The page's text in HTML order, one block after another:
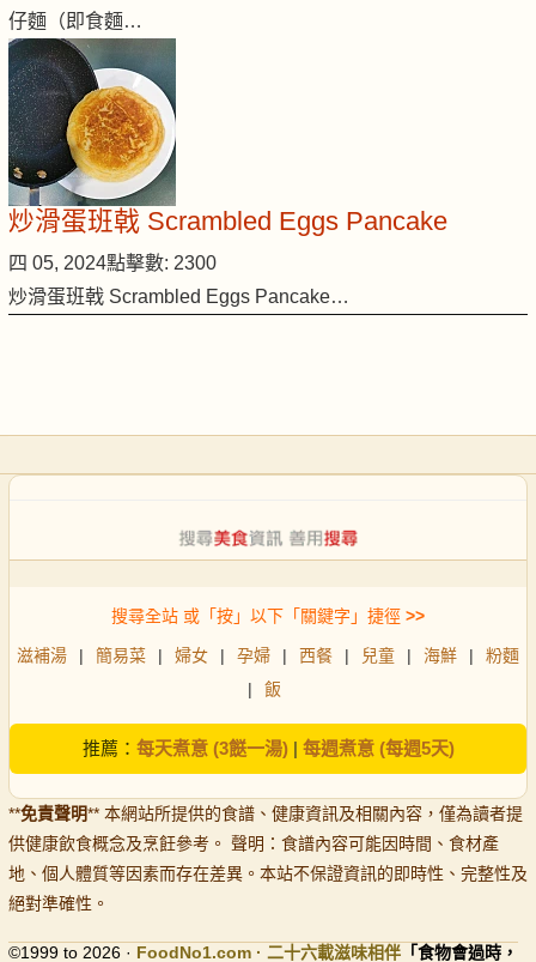
仔麵（即食麵…
炒滑蛋班戟 Scrambled Eggs Pancake
四 05, 2024點擊數: 2300
炒滑蛋班戟 Scrambled Eggs Pancake…
搜尋全站 或「按」以下「關鍵字」捷徑 >>
滋補湯 | 簡易菜 | 婦女 | 孕婦 | 西餐 | 兒童 | 海鮮 |
粉麵
|
飯
推薦： 每天煮意 (3餸一湯)| 每週煮意 (每週5天)
**免責聲明** 本網站所提供的食譜、健康資訊及相關內容，僅為讀者提
供健康飲食概念及烹飪參考。 聲明：食譜內容可能因時間、食材產
地、個人體質等因素而存在差異。本站不保證資訊的即時性、完整性及
絕對準確性。
©1999 to 2026 · FoodNo1.com · 二十六載滋味相伴 「食物會過時，